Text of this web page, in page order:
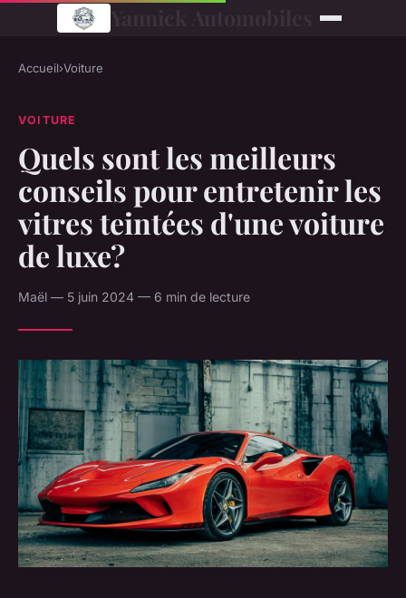
Accueil›Voiture
VOITURE
Quels sont les meilleurs
conseils pour entretenir les
vitres teintées d'une voiture
de luxe?
Maël — 5 juin 2024 — 6 min de lecture